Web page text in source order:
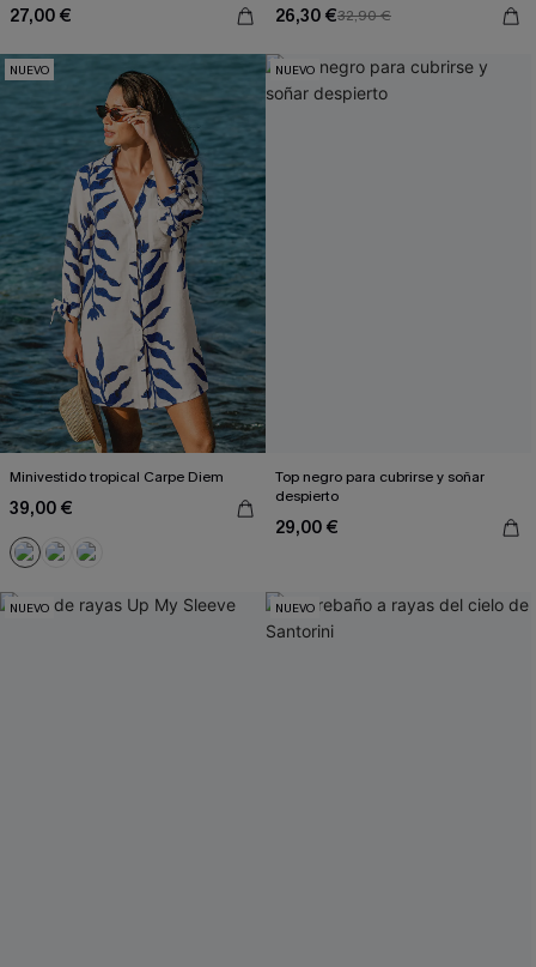
27,00 € 26,30 €32,90 €
NUEVO
Minivestido tropical Carpe Diem
39,00 €
NUEVO
Top negro para cubrirse y soñar
despierto
29,00 €
NUEVO NUEVO